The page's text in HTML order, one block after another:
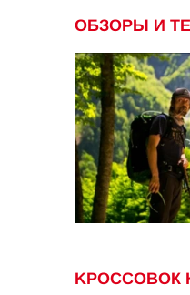
ОБЗОРЫ И
KРОССОВОК